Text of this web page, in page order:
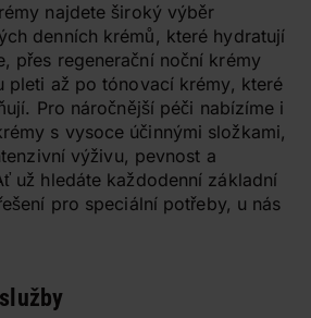
najdete široký výběr
denních krémů, které hydratují
přes regenerační noční krémy
pleti až po tónovací krémy, které
Pro náročnější péči nabízíme i
s vysoce účinnými složkami,
výživu, pevnost a
už hledáte každodenní základní
pro speciální potřeby, u nás